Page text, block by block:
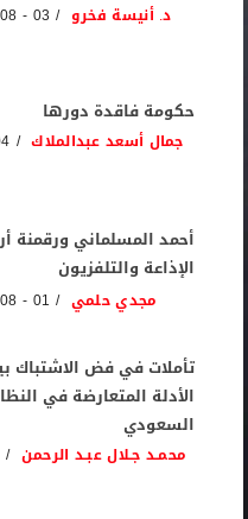
د. أنيسة فخرو 03 - 08 - 2026
حكومة فاقدة دورها
جمال أسعد عبدالملاك
أحمد المسلماني ورقمنة
الإذاعة والتلفزيون
مجدي حلمي 01 - 08 - 2026
تأملات في فض الاشتباك
الأدلة المتعارضة في
السعودي
محمـد جـلال عبـد الرحمن